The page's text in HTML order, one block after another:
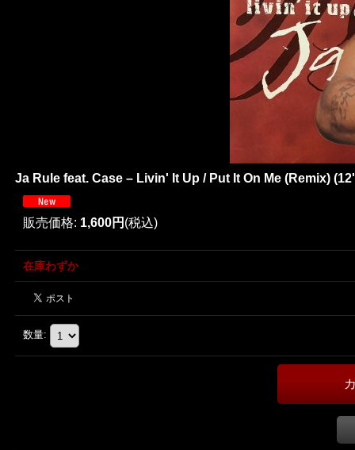
Ja Rule feat. Case – Livin' It Up / Put It On Me (Remix)
販売価格: 1,600円 (税込)
在庫わずか
数量: